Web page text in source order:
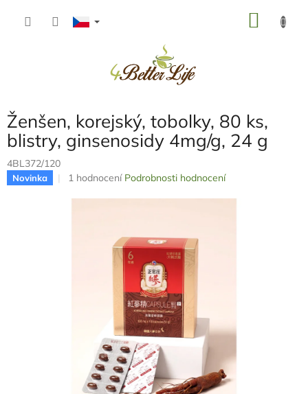
Ženšen, korejský, tobolky, 80 ks,
blistry, ginsenosidy 4mg/g, 24 g
4BL372/120
Novinka
Průměrné
1 hodnocení Podrobnosti hodnocení